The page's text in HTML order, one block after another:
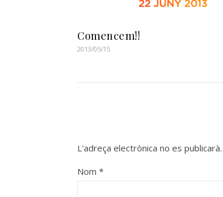
Comencem!!
2013/05/15
L'adreça electrònica no es publicarà.
Nom *